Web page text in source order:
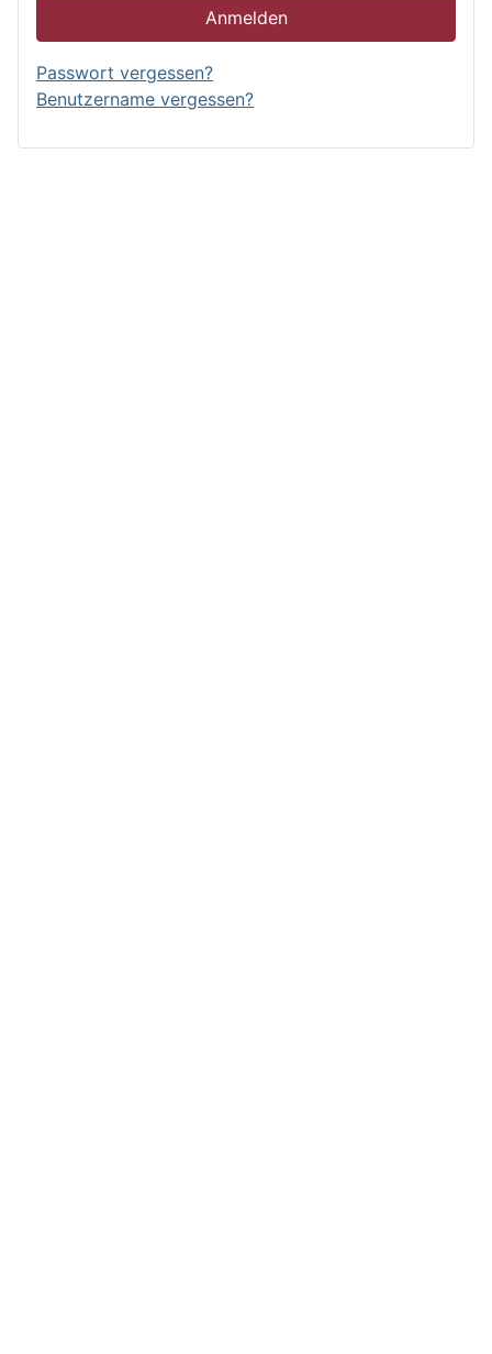
Anmelden
Passwort vergessen?
Benutzername vergessen?